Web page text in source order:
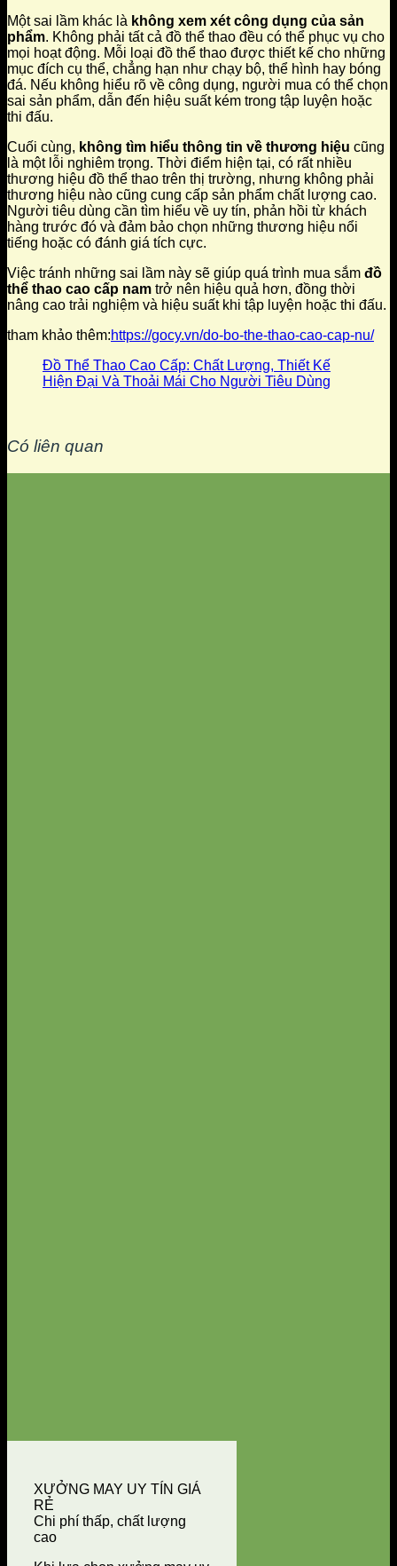
Một sai lầm khác là không xem xét công dụng của sản
phẩm. Không phải tất cả đồ thể thao đều có thể phục vụ cho
mọi hoạt động. Mỗi loại đồ thể thao được thiết kế cho những
mục đích cụ thể, chẳng hạn như chạy bộ, thể hình hay bóng
đá. Nếu không hiểu rõ về công dụng, người mua có thể chọn
sai sản phẩm, dẫn đến hiệu suất kém trong tập luyện hoặc
thi đấu.
Cuối cùng, không tìm hiểu thông tin về thương hiệu cũng
là một lỗi nghiêm trọng. Thời điểm hiện tại, có rất nhiều
thương hiệu đồ thể thao trên thị trường, nhưng không phải
thương hiệu nào cũng cung cấp sản phẩm chất lượng cao.
Người tiêu dùng cần tìm hiểu về uy tín, phản hồi từ khách
hàng trước đó và đảm bảo chọn những thương hiệu nổi
tiếng hoặc có đánh giá tích cực.
Việc tránh những sai lầm này sẽ giúp quá trình mua sắm đồ
thể thao cao cấp nam trở nên hiệu quả hơn, đồng thời
nâng cao trải nghiệm và hiệu suất khi tập luyện hoặc thi đấu.
tham khảo thêm:https://gocy.vn/do-bo-the-thao-cao-cap-nu/
Đồ Thể Thao Cao Cấp: Chất Lượng, Thiết Kế
Hiện Đại Và Thoải Mái Cho Người Tiêu Dùng
Có liên quan
XƯỞNG MAY UY TÍN GIÁ
RẺ
Chi phí thấp, chất lượng
cao